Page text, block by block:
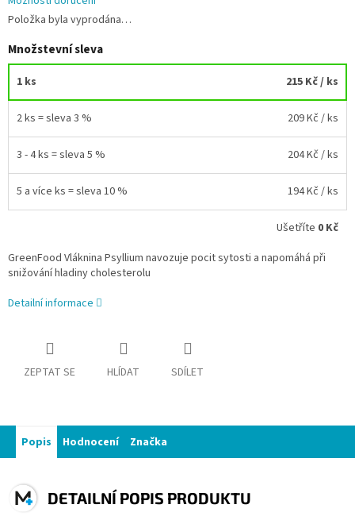
Položka byla vyprodána…
Množstevní sleva
1 ks 215 Kč/ ks
2 ks = sleva 3 % 209 Kč / ks
3 - 4 ks = sleva 5 % 204 Kč / ks
5 a více ks = sleva 10 % 194 Kč / ks
Ušetříte 0 Kč
GreenFood Vláknina Psyllium navozuje pocit sytosti a napomáhá při
snižování hladiny cholesterolu
Detailní informace
ZEPTAT SE HLÍDAT SDÍLET
Popis Hodnocení Značka
DETAILNÍ POPIS PRODUKTU